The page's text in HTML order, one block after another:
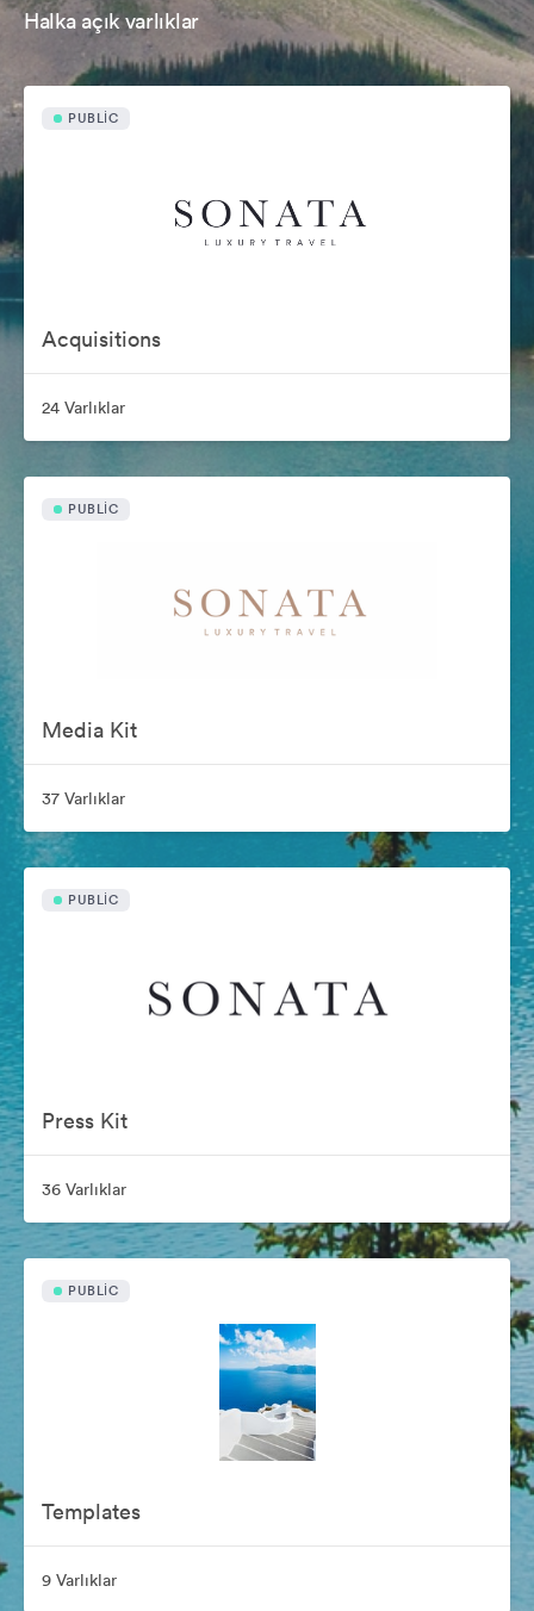
Halka açık varlıklar
PUBLIC
Acquisitions
24 Varlıklar
PUBLIC
Media Kit
37 Varlıklar
PUBLIC
Press Kit
36 Varlıklar
PUBLIC
Templates
9 Varlıklar